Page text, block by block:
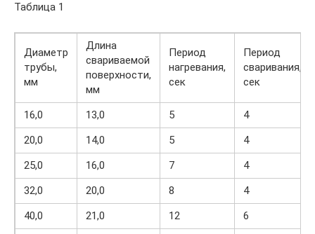
Таблица 1
Диаметр
трубы,
мм
Длина
свариваемой
поверхности,
мм
Период
нагревания,
сек
Период
сваривания,
сек
16,0 13,0 5
4
20,0
14,0 5
4
25,0
16,0 7
4
32,0
20,0 8
4
40,0
21,0 12
6